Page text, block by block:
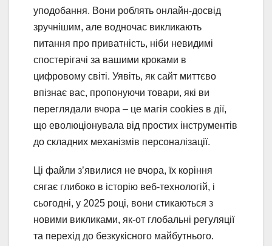
уподобання. Вони роблять онлайн-досвід
зручнішим, але водночас викликають
питання про приватність, ніби невидимі
спостерігачі за вашими кроками в
цифровому світі. Уявіть, як сайт миттєво
впізнає вас, пропонуючи товари, які ви
переглядали вчора – це магія cookies в дії,
що еволюціонувала від простих інструментів
до складних механізмів персоналізації.
Ці файли з’явилися не вчора, їх коріння
сягає глибоко в історію веб-технологій, і
сьогодні, у 2025 році, вони стикаються з
новими викликами, як-от глобальні регуляції
та перехід до безкукісного майбутнього.